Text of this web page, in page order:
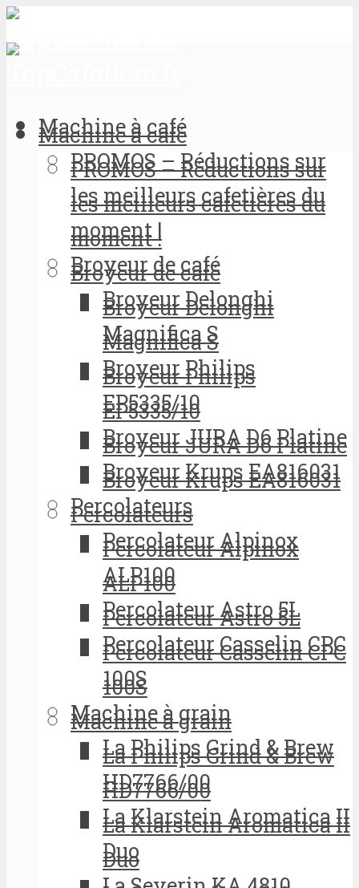
Machine à café
PROMOS – Réductions sur
les meilleurs cafetières du
moment !
Broyeur de café
Broyeur Delonghi
Magnifica S
Broyeur Philips
EP5335/10
Broyeur JURA D6 Platine
Broyeur Krups EA816031
Percolateurs
Percolateur Alpinox
ALP100
Percolateur Astro 5L
Percolateur Casselin CPC
100S
Machine à grain
La Philips Grind & Brew
HD7766/00
La Klarstein Aromatica II
Duo
Machine à café
PROMOS – Réductions sur
les meilleurs cafetières du
moment !
Broyeur de café
Broyeur Delonghi
Magnifica S
Broyeur Philips
EP5335/10
Broyeur JURA D6 Platine
Broyeur Krups EA816031
Percolateurs
Percolateur Alpinox
ALP100
Percolateur Astro 5L
Percolateur Casselin CPC
100S
Machine à grain
La Philips Grind & Brew
HD7766/00
La Klarstein Aromatica II
Duo